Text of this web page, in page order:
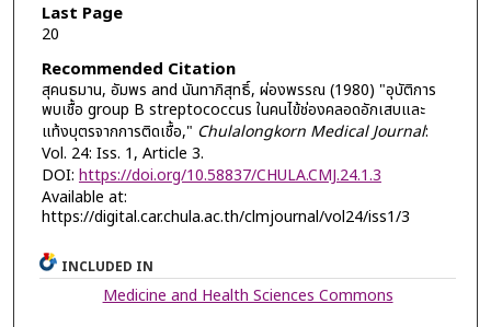
Last Page
20
Recommended Citation
สุคนธมาน, อัมพร and นันทาภิสุทธิ์, ผ่องพรรณ (1980) "อุบัติการ
พบเชื้อ group B streptococcus ในคนไข้ช่องคลอดอักเสบและ
แท้งบุตรจากการติดเชื้อ," Chulalongkorn Medical Journal:
Vol. 24: Iss. 1, Article 3.
DOI: https://doi.org/10.58837/CHULA.CMJ.24.1.3
Available at:
https://digital.car.chula.ac.th/clmjournal/vol24/iss1/3
INCLUDED IN
Medicine and Health Sciences Commons